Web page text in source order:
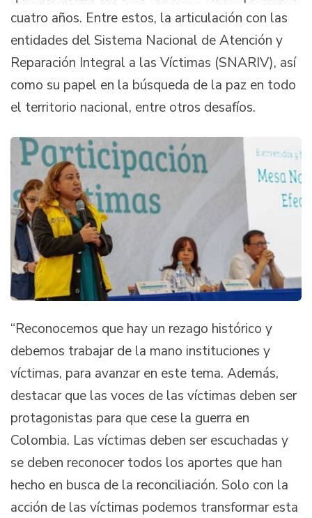
cuatro años. Entre estos, la articulación con las
entidades del Sistema Nacional de Atención y
Reparación Integral a las Víctimas (SNARIV), así
como su papel en la búsqueda de la paz en todo
el territorio nacional, entre otros desafíos.
“Reconocemos que hay un rezago histórico y
debemos trabajar de la mano instituciones y
víctimas, para avanzar en este tema. Además,
destacar que las voces de las víctimas deben ser
protagonistas para que cese la guerra en
Colombia. Las víctimas deben ser escuchadas y
se deben reconocer todos los aportes que han
hecho en busca de la reconciliación. Solo con la
acción de las víctimas podemos transformar esta